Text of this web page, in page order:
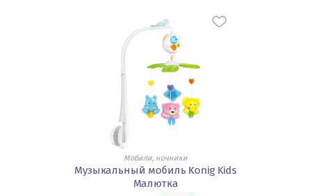
Мобили, ночники
Музыкальный мобиль Konig Kids
Малютка